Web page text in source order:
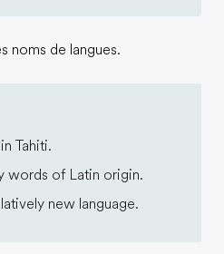
noms de langues.
Tahiti.
words of Latin origin.
new language.